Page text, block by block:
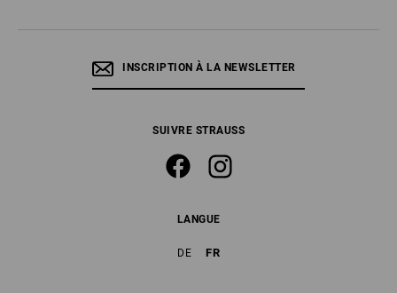
INSCRIPTION À LA NEWSLETTER
SUIVRE STRAUSS
LANGUE
DE FR